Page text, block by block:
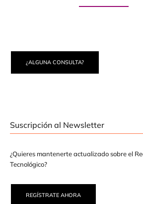
¿ALGUNA CONSULTA?
Suscripción al Newsletter
¿Quieres mantenerte actualizado sobre el
Tecnológico?
REGÍSTRATE AHORA